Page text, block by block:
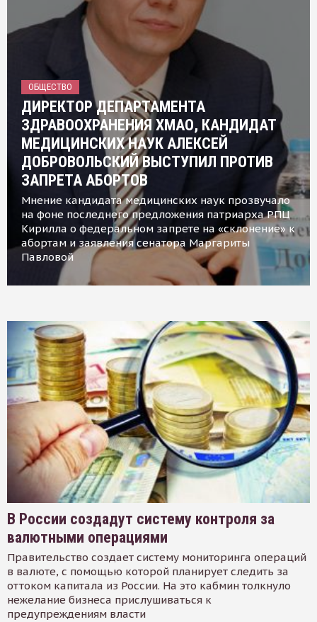
ОБЩЕСТВО
ДИРЕКТОР ДЕПАРТАМЕНТА
ЗДРАВООХРАНЕНИЯ ХМАО, КАНДИДАТ
МЕДИЦИНСКИХ НАУК АЛЕКСЕЙ
ДОБРОВОЛЬСКИЙ ВЫСТУПИЛ ПРОТИВ
ЗАПРЕТА АБОРТОВ
Мнение кандидата медицинских наук прозвучало
на фоне последнего предложения патриарха РПЦ
Кирилла о федеральном запрете на «склонение» к
абортам и заявления сенатора Маргариты
Павловой
В России создадут систему контроля за
валютными операциями
Правительство создает систему мониторинга операций
в валюте, с помощью которой планирует следить за
оттоком капитала из России. На это кабмин толкнуло
нежелание бизнеса прислушиваться к
предупреждениям власти